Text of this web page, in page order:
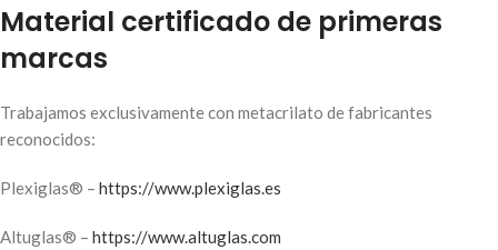
Material certificado de primeras
marcas
Trabajamos exclusivamente con metacrilato de fabricantes
reconocidos:
Plexiglas® – https://www.plexiglas.es
Altuglas® – https://www.altuglas.com